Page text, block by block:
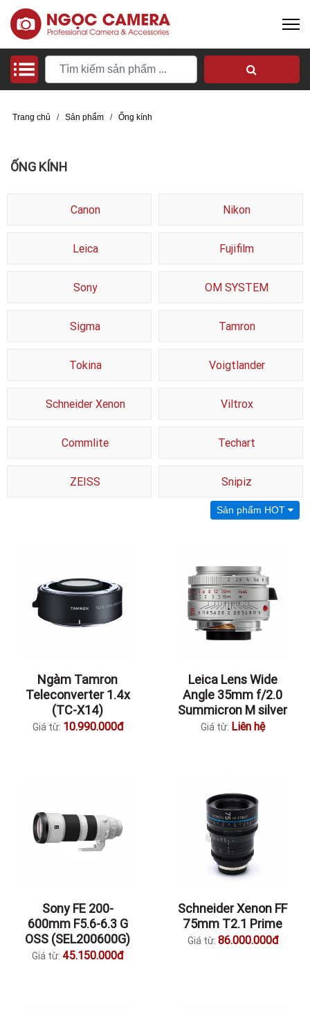
Trang chủ / Sản phẩm / Ống kính
ỐNG KÍNH
Canon Nikon
Leica Fujifilm
Sony OM SYSTEM
Sigma Tamron
Tokina Voigtlander
Schneider Xenon Viltrox
Commlite Techart
ZEISS Snipiz
Sản phẩm HOT
Ngàm Tamron
Teleconverter 1.4x
(TC-X14)
Giá từ: 10.990.000đ
Leica Lens Wide
Angle 35mm f/2.0
Summicron M silver
Giá từ: Liên hệ
Sony FE 200-
600mm F5.6-6.3 G
OSS (SEL200600G)
Giá từ: 45.150.000đ
Schneider Xenon FF
75mm T2.1 Prime
Giá từ: 86.000.000đ